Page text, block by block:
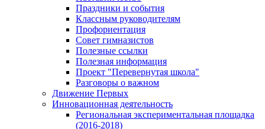
Праздники и события
Классным руководителям
Профориентация
Совет гимназистов
Полезные ссылки
Полезная информация
Проект "Перевернутая школа"
Разговоры о важном
Движение Первых
Инновационная деятельность
Региональная экспериментальная площадка
(2016-2018)